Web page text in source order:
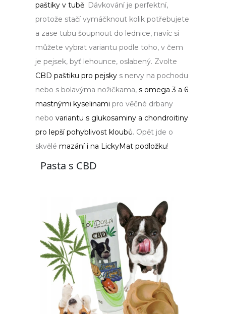
paštiky v tubě. Dávkování je perfektní,
protože stačí vymáčknout kolik potřebujete
a zase tubu šoupnout do lednice, navíc si
můžete vybrat variantu podle toho, v čem
je pejsek, byť lehounce, oslabený. Zvolte
CBD paštiku pro pejsky s nervy na pochodu
nebo s bolavýma nožičkama, s omega 3 a 6
mastnými kyselinami pro věčné drbany
nebo variantu s glukosaminy a chondroitiny
pro lepší pohyblivost kloubů. Opět jde o
skvělé mazání i na LickyMat podložku!